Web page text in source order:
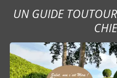
UN GUIDE